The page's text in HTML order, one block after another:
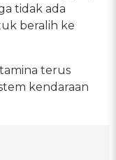
tidak ada
beralih ke
terus
kendaraan